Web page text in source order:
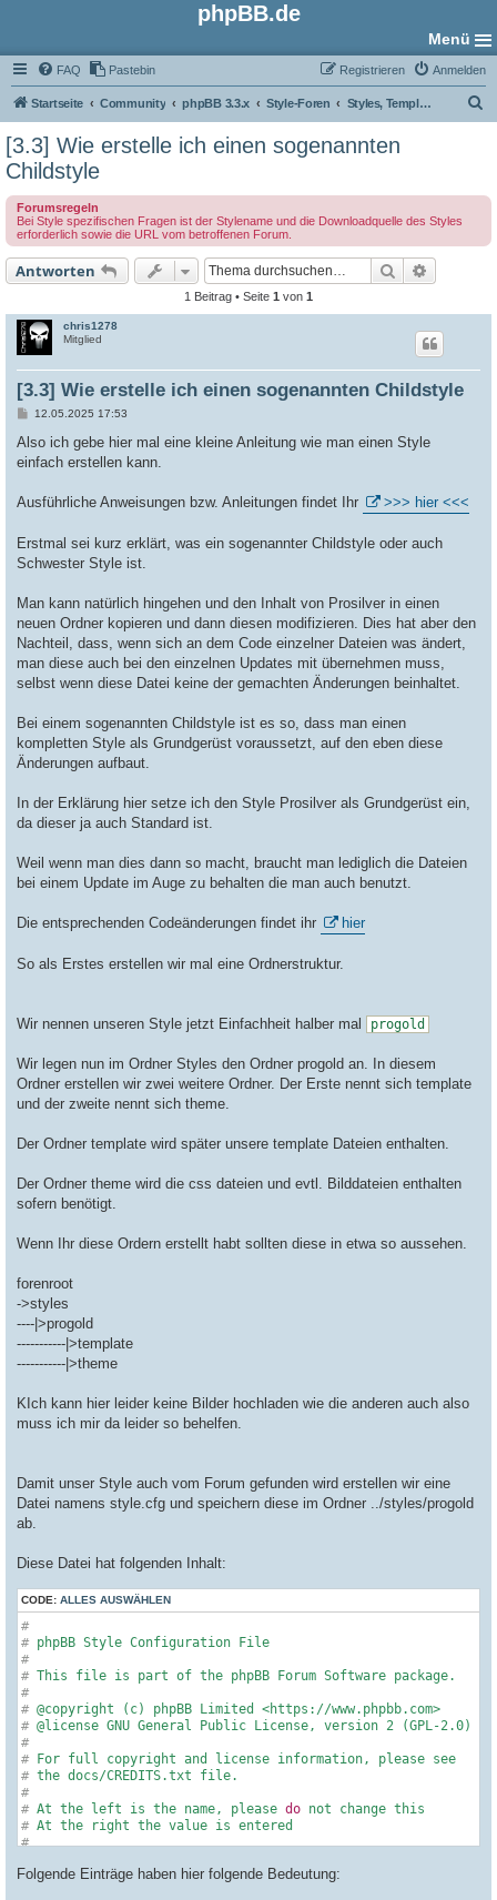
phpBB.de
Menü
FAQ Pastebin Anmelden
Registrieren
Startseite Community phpBB 3.3.x Style-Foren Styles, Templates und Grafiken
[3.3] Wie erstelle ich einen sogenannten
Childstyle
Forumsregeln
Bei Style spezifischen Fragen ist der Stylename und die Downloadquelle des Styles
erforderlich sowie die URL vom betroffenen Forum.
Antworten Suche
1 Beitrag • Seite 1 von 1
chris1278
Mitglied
[3.3] Wie erstelle ich einen sogenannten Childstyle
B
i
r
12.05.2025 17:53
Also ich gebe hier mal eine kleine Anleitung wie man einen Style
einfach erstellen kann.
Ausführliche Anweisungen bzw. Anleitungen findet Ihr >>> hier <<<
Erstmal sei kurz erklärt, was ein sogenannter Childstyle oder auch
Schwester Style ist.
Man kann natürlich hingehen und den Inhalt von Prosilver in einen
neuen Ordner kopieren und dann diesen modifizieren. Dies hat aber den
Nachteil, dass, wenn sich an dem Code einzelner Dateien was ändert,
man diese auch bei den einzelnen Updates mit übernehmen muss,
selbst wenn diese Datei keine der gemachten Änderungen beinhaltet.
Bei einem sogenannten Childstyle ist es so, dass man einen
kompletten Style als Grundgerüst voraussetzt, auf den eben diese
Änderungen aufbaut.
In der Erklärung hier setze ich den Style Prosilver als Grundgerüst ein,
da dieser ja auch Standard ist.
Weil wenn man dies dann so macht, braucht man lediglich die Dateien
bei einem Update im Auge zu behalten die man auch benutzt.
Die entsprechenden Codeänderungen findet ihr hier
So als Erstes erstellen wir mal eine Ordnerstruktur.
Wir nennen unseren Style jetzt Einfachheit halber mal progold
Wir legen nun im Ordner Styles den Ordner progold an. In diesem
Ordner erstellen wir zwei weitere Ordner. Der Erste nennt sich template
und der zweite nennt sich theme.
Der Ordner template wird später unsere template Dateien enthalten.
Der Ordner theme wird die css dateien und evtl. Bilddateien enthalten
sofern benötigt.
Wenn Ihr diese Ordern erstellt habt sollten diese in etwa so aussehen.
forenroot
->styles
----|>progold
-----------|>template
-----------|>theme
KIch kann hier leider keine Bilder hochladen wie die anderen auch also
muss ich mir da leider so behelfen.
Damit unser Style auch vom Forum gefunden wird erstellen wir eine
Datei namens style.cfg und speichern diese im Ordner ../styles/progold
ab.
Diese Datei hat folgenden Inhalt:
CODE: ALLES AUSWÄHLEN
#
# phpBB Style Configuration File
#
# This file is part of the phpBB Forum Software package.
#
# @copyright (c) phpBB Limited <https://www.phpbb.com>
# @license GNU General Public License, version 2 (GPL-2.0)
#
# For full copyright and license information, please see
# the docs/CREDITS.txt file.
#
# At the left is the name, please do not change this
# At the right the value is entered
#
# the value, then enclose the value with single or double
Folgende Einträge haben hier folgende Bedeutung: